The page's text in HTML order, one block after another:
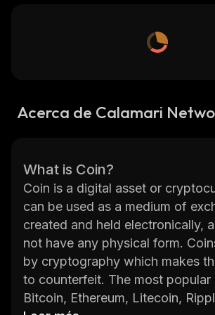
Acerca de Calamari
What is Coin?
Coin is a digital asset or
can be used as a medium of
created and held electronically,
not have any physical form.
by cryptography which makes
to counterfeit. The most popular
Bitcoin, Ethereum, Litecoin,